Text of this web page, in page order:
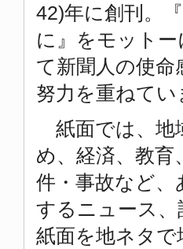
42)年に創刊。
に』をモット
て新聞人の使命
努力を重ねてい
紙面では、地
め、経済、教育
件・事故など
するニュース
紙面を地ネタ